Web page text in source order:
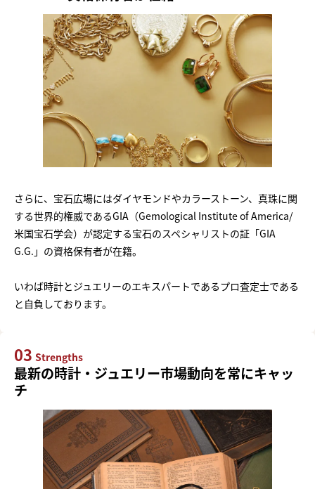
さらに、宝石広場にはダイヤモンドやカラーストーン、真珠に関
する世界的権威であるGIA（Gemological Institute of America/
米国宝石学会）が認定する宝石のスペシャリストの証「GIA
G.G.」の資格保有者が在籍。
いわば時計とジュエリーのエキスパートであるプロ査定士である
と自負しております。
03 Strengths
最新の時計・ジュエリー市場動向を常にキャッ
チ